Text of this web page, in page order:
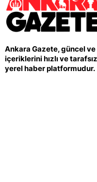
Ankara Gazete, güncel
içeriklerini hızlı ve
yerel haber platformudur.